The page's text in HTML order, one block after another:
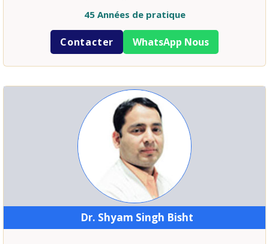
45 Années de pratique
Contacter WhatsApp Nous
Dr. Shyam Singh Bisht